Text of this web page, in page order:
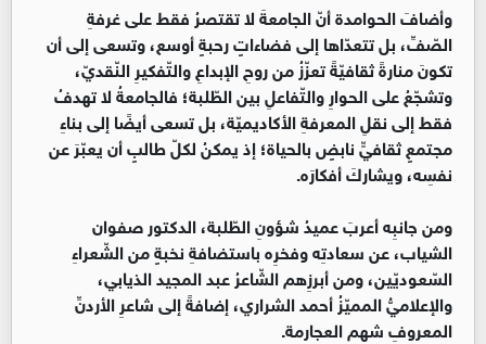
وأضافَ الحوامدة أنّ الجامعةَ لا تقتصرُ فقط على غرفةِ
الصّفِّ، بل تتعدّاها إلى فضاءاتٍ رحبةٍ أوسع، وتسعى إلى أن
تكونَ منارةً ثقافيّةً تعزّزُ من روحِ الإبداعِ والتّفكيرِ النّقديّ،
وتشجّعُ على الحوارِ والتّفاعلِ بين الطّلبة؛ فالجامعةُ لا تهدفُ
فقط إلى نقلِ المعرفةِ الأكاديميّة، بل تسعى أيضًا إلى بناءِ
مجتمعٍ ثقافيٍّ نابضٍ بالحياة؛ إذ يمكنُ لكلّ طالبٍ أن يعبّرَ عن
نفسِه، ويشاركَ أفكارَه.
ومن جانبِه أعربَ عميدُ شؤونِ الطّلبة، الدكتور صفوان
الشياب، عن سعادتِه وفخرِه باستضافةِ نخبةٍ من الشّعراءِ
السّعوديّين، ومن أبرزِهم الشّاعرُ عبد المجيد الذيابي،
والإعلاميُّ المميّزُ أحمد الشراري، إضافةً إلى شاعرِ الأردنِّ
المعروفِ شهم العجارمة.